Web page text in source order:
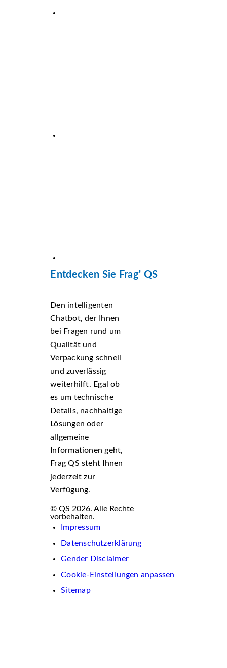
Entdecken Sie Frag' QS
Den intelligenten
Chatbot, der Ihnen
bei Fragen rund um
Qualität und
Verpackung schnell
und zuverlässig
weiterhilft. Egal ob
es um technische
Details, nachhaltige
Lösungen oder
allgemeine
Informationen geht,
Frag QS steht Ihnen
jederzeit zur
Verfügung.
© QS 2026. Alle Rechte
vorbehalten.
Impressum
Datenschutzerklärung
Gender Disclaimer
Cookie-Einstellungen anpassen
Sitemap